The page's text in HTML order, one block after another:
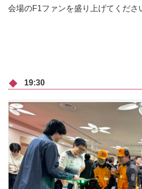
会場のF1ファンを盛り上げてくださ
19:30